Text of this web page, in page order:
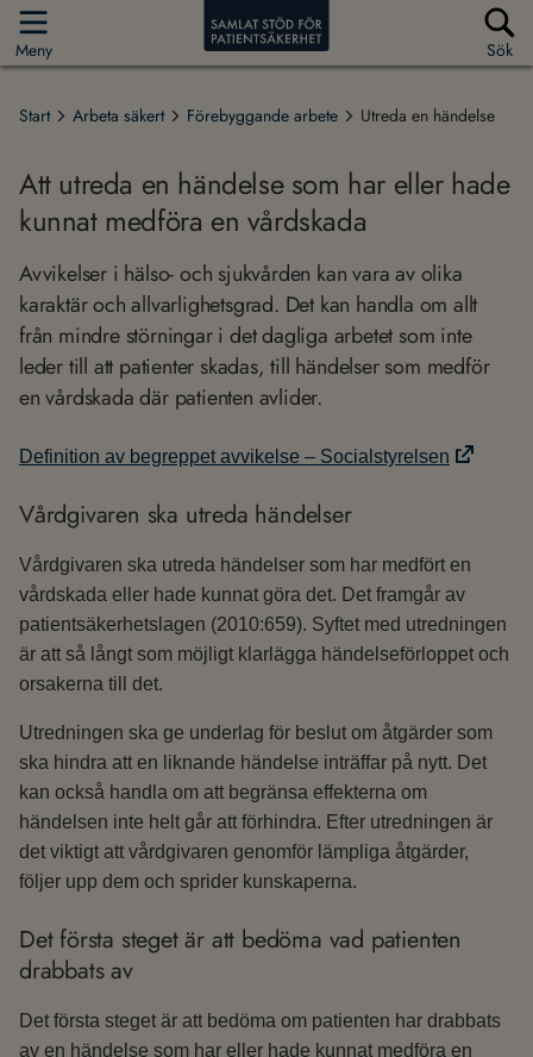
Meny Sök
Start Arbeta säkert Förebyggande arbete Utreda en händelse
Att utreda en händelse som har eller hade
kunnat medföra en vårdskada
Avvikelser i hälso- och sjukvården kan vara av olika
karaktär och allvarlighetsgrad. Det kan handla om allt
från mindre störningar i det dagliga arbetet som inte
leder till att patienter skadas, till händelser som medför
en vårdskada där patienten avlider.
Definition av begreppet avvikelse – Socialstyrelsen
Vårdgivaren ska utreda händelser
Vårdgivaren ska utreda händelser som har medfört en
vårdskada eller hade kunnat göra det. Det framgår av
patientsäkerhetslagen (2010:659). Syftet med utredningen
är att så långt som möjligt klarlägga händelseförloppet och
orsakerna till det.
Utredningen ska ge underlag för beslut om åtgärder som
ska hindra att en liknande händelse inträffar på nytt. Det
kan också handla om att begränsa effekterna om
händelsen inte helt går att förhindra. Efter utredningen är
det viktigt att vårdgivaren genomför lämpliga åtgärder,
följer upp dem och sprider kunskaperna.
Det första steget är att bedöma vad patienten
drabbats av
Det första steget är att bedöma om patienten har drabbats
av en händelse som har eller hade kunnat medföra en